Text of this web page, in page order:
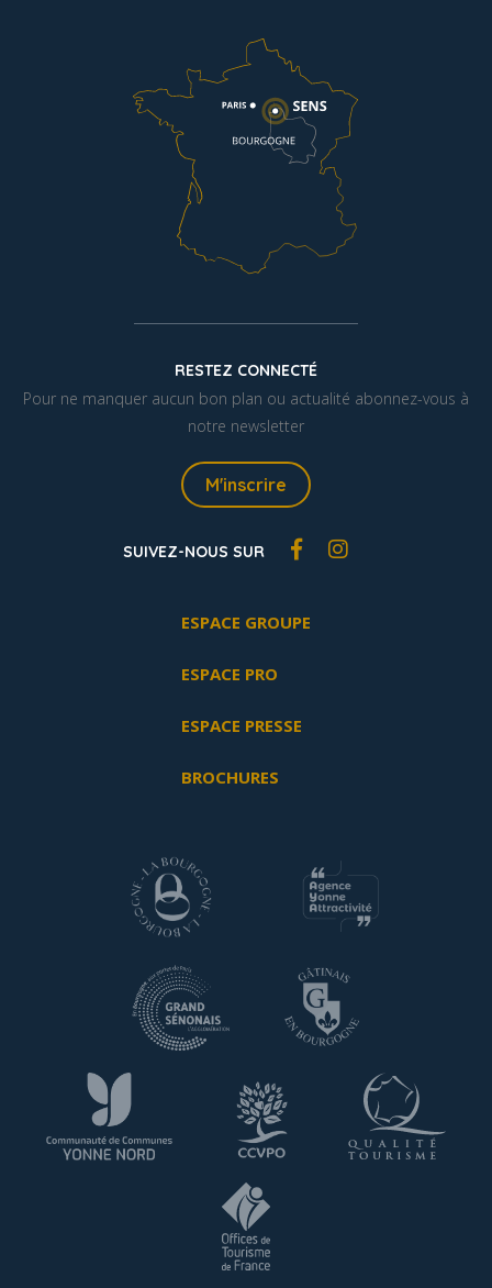
RESTEZ CONNECTÉ
Pour ne manquer aucun bon plan ou actualité abonnez-vous à
notre newsletter
M'inscrire
SUIVEZ-NOUS SUR
ESPACE GROUPE
ESPACE PRO
ESPACE PRESSE
BROCHURES